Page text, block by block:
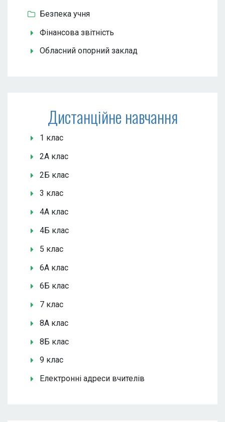
Безпека учня
Фінансова звітність
Обласний опорний заклад
Дистанційне навчання
1 клас
2А клас
2Б клас
3 клас
4А клас
4Б клас
5 клас
6А клас
6Б клас
7 клас
8А клас
8Б клас
9 клас
Електронні адреси вчителів